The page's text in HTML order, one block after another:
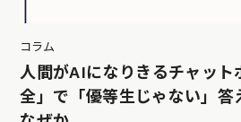
コラム
人間がAIになりきるチャット
全」で「優等生じゃない」答